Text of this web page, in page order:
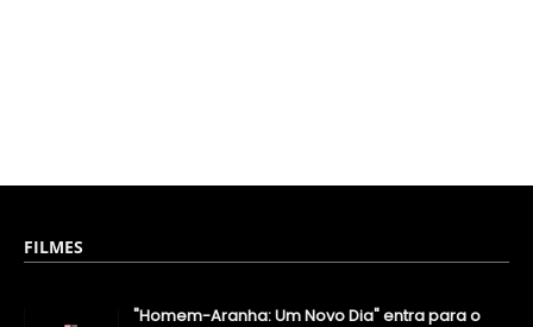
FILMES
"Homem-Aranha: Um Novo Dia" entra para o